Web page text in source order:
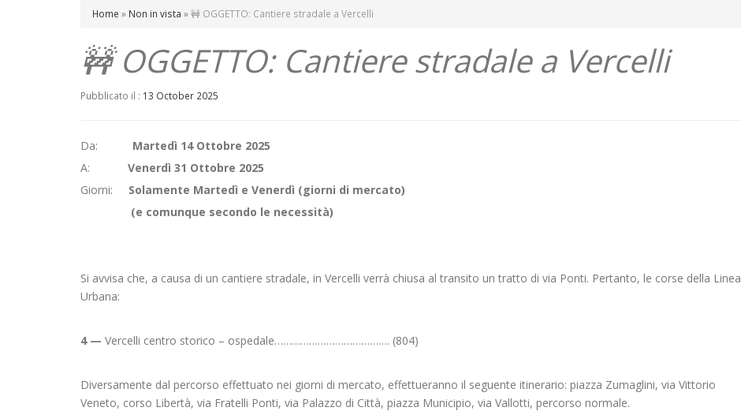
Home » Non in vista »🚧 OGGETTO: Cantiere stradale a Vercelli
🚧 OGGETTO: Cantiere stradale a Vercelli
Pubblicato il : 13 October 2025
Da: Martedì 14 Ottobre 2025
A: Venerdì 31 Ottobre 2025
Giorni: Solamente Martedì e Venerdì (giorni di mercato)
(e comunque secondo le necessità)
Si avvisa che, a causa di un cantiere stradale, in Vercelli verrà chiusa al transito un tratto di via Ponti. Pertanto, le corse della Linea
Urbana:
4 — Vercelli centro storico – ospedale…………………………………. (804)
Diversamente dal percorso effettuato nei giorni di mercato, effettueranno il seguente itinerario: piazza Zumaglini, via Vittorio
Veneto, corso Libertà, via Fratelli Ponti, via Palazzo di Città, piazza Municipio, via Vallotti, percorso normale.